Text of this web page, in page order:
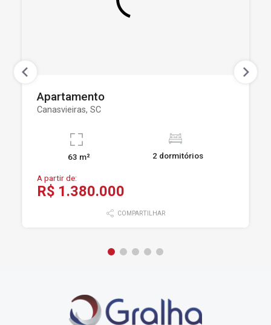
Apartamento
Canasvieiras, SC
63 m² 2 dormitórios
A partir de:
R$ 1.380.000
COMPARTILHAR